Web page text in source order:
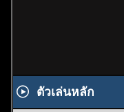
ตัวเล่นหลัก